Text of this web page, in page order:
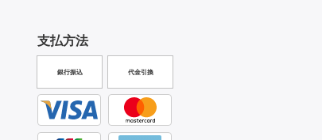
支払方法
銀行振込 代金引換